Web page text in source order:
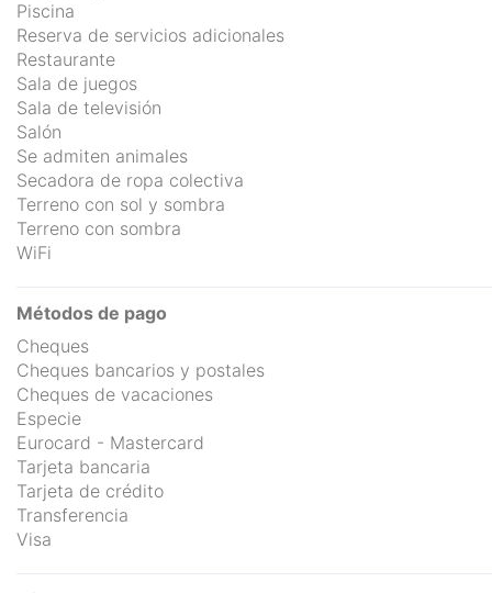
Piscina
Reserva de servicios adicionales
Restaurante
Sala de juegos
Sala de televisión
Salón
Se admiten animales
Secadora de ropa colectiva
Terreno con sol y sombra
Terreno con sombra
WiFi
Métodos de pago
Cheques
Cheques bancarios y postales
Cheques de vacaciones
Especie
Eurocard - Mastercard
Tarjeta bancaria
Tarjeta de crédito
Transferencia
Visa